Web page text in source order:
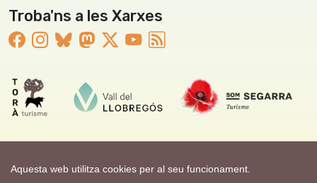
Aquesta web utilitza cookies per al seu funcionament.
Troba'ns a les Xarxes